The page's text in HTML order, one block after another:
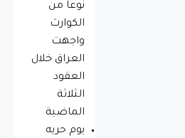
نوعاً من
الكوارث
واجهت
العراق خلال
العقود
الثلاثة
الماضية
يوم حريه